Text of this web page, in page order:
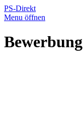
PS-Direkt
Menu öffnen
Bewerbung